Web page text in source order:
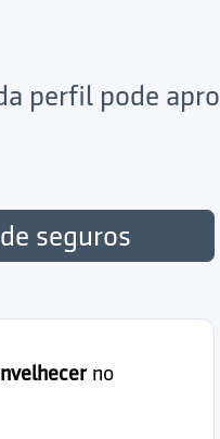
perfil pode
seguros
no